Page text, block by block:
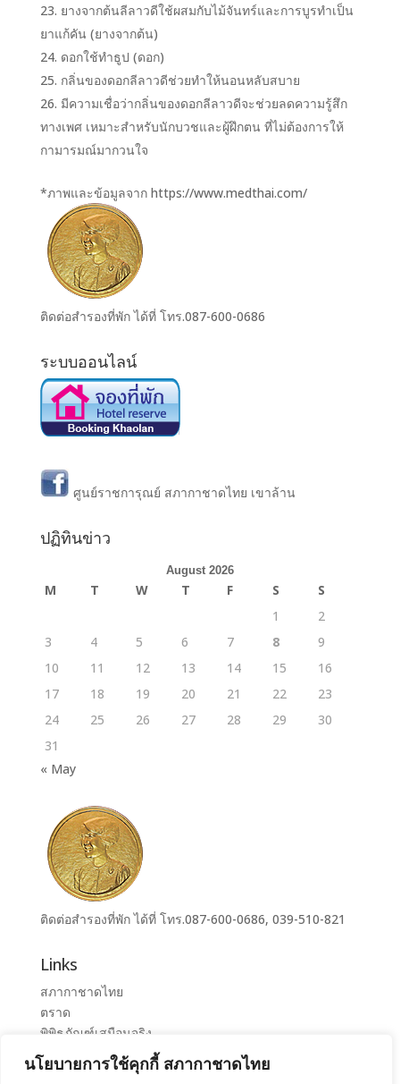
นโยบายการใช้คุกกี้ สภากาชาดไทย
ยางจากต้นลีลาวดีใช้ผสมกับไม้จันทร์และการบูรทำเป็น
ยาแก้คัน (ยางจากต้น)
ดอกใช้ทำธูป (ดอก)
กลิ่นของดอกลีลาวดีช่วยทำให้นอนหลับสบาย
มีความเชื่อว่ากลิ่นของดอกลีลาวดีจะช่วยลดความรู้สึก
ทางเพศ เหมาะสำหรับนักบวชและผู้ฝึกตน ที่ไม่ต้องการให้
กามารมณ์มากวนใจ
*ภาพและข้อมูลจาก https://www.medthai.com/
ติดต่อสำรองที่พัก ได้ที่ โทร.087-600-0686
ระบบออนไลน์
ศูนย์ราชการุณย์ สภากาชาดไทย เขาล้าน
ปฏิทินข่าว
August 2026
M T W T F S
S
1
2
3
4 5 6 7 8
9
10
11 12 13 14 15
16
17
18 19 20 21 22
23
24
25 26 27 28 29
30
31
« May
ติดต่อสำรองที่พัก ได้ที่ โทร.087-600-0686, 039-510-821
Links
สภากาชาดไทย
ตราด
พิพิธภัณฑ์เสมือนจริง
ระบบจองห้องศูนย์ราชการุณย์สภากาชาดไทย เขาล้าน